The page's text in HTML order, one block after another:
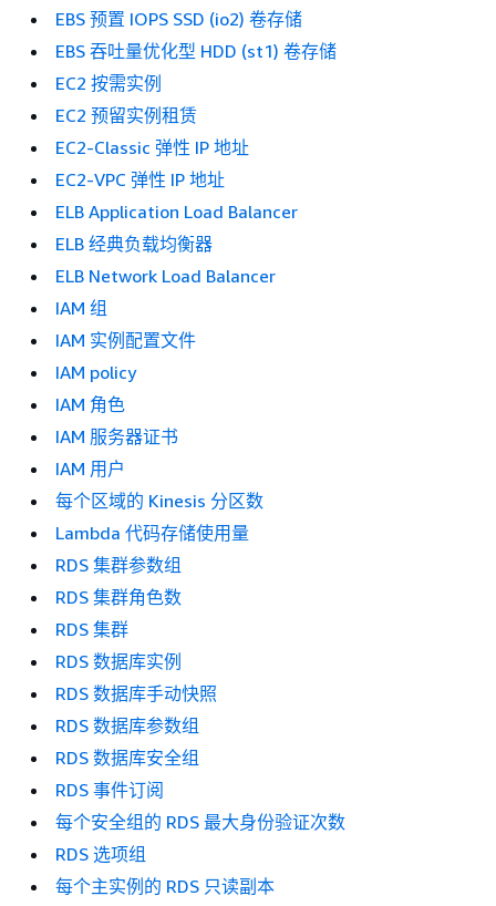
EBS 预置 IOPS SSD (io2) 卷存储
EBS 吞吐量优化型 HDD (st1) 卷存储
EC2 按需实例
EC2 预留实例租赁
EC2-Classic 弹性 IP 地址
EC2-VPC 弹性 IP 地址
ELB Application Load Balancer
ELB 经典负载均衡器
ELB Network Load Balancer
IAM 组
IAM 实例配置文件
IAM policy
IAM 角色
IAM 服务器证书
IAM 用户
每个区域的 Kinesis 分区数
Lambda 代码存储使用量
RDS 集群参数组
RDS 集群角色数
RDS 集群
RDS 数据库实例
RDS 数据库手动快照
RDS 数据库参数组
RDS 数据库安全组
RDS 事件订阅
每个安全组的 RDS 最大身份验证次数
RDS 选项组
每个主实例的 RDS 只读副本